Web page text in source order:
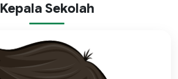
Kepala Sekolah